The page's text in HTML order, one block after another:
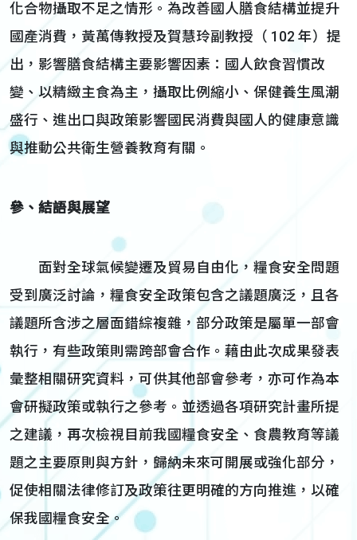
化合物攝取不足之情形。為改善國人膳食結構並提升
國產消費，黃萬傳教授及賀慧玲副教授（ 102 年）提
出，影響膳食結構主要影響因素：國人飲食習慣改
變、以精緻主食為主，攝取比例縮小、保健養生風潮
盛行、進出口與政策影響國民消費與國人的健康意識
與推動公共衛生營養教育有關。
參、 結語與展望
面對全球氣候變遷及貿易自由化，糧食安全問題
受到廣泛討論，糧食安全政策包含之議題廣泛，且各
議題所含涉之層面錯綜複雜，部分政策是屬單一部會
執行，有些政策則需跨部會合作。藉由此次成果發表
彙整相關研究資料，可供其他部會參考，亦可作為本
會研擬政策或執行之參考。並透過各項研究計畫所提
之建議，再次檢視目前我國糧食安全、食農教育等議
題之主要原則與方針，歸納未來可開展或強化部分，
促使相關法律修訂及政策往更明確的方向推進，以確
保我國糧食安全。